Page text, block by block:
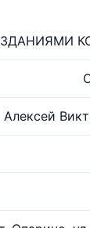
Алексей